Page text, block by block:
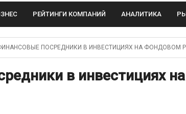
РЕЙТИНГИ КОМПАНИЙ АНАЛИТИКА
ПОСРЕДНИКИ В ИНВЕСТИЦИЯХ НА ФОНДОВОМ
в инвестициях